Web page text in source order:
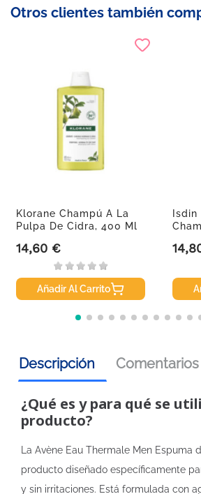
Otros clientes también
Klorane Champú A La
Pulpa De Cidra, 400 Ml
Precio
14,60 €
Añadir Al Carrito
Descripción Comentarios
¿Qué es y para qué se
producto?
La Avène Eau Thermale Men Espuma
producto diseñado específicamente
y sin irritaciones. Está formulada con